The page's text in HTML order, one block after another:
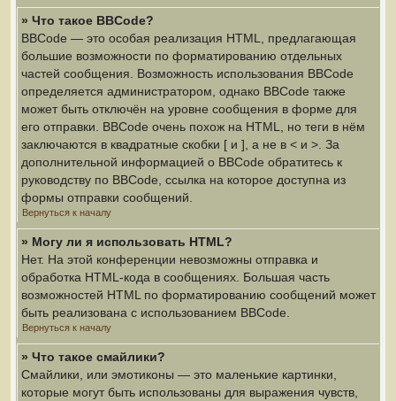
» Что такое BBCode?
BBCode — это особая реализация HTML, предлагающая
большие возможности по форматированию отдельных
частей сообщения. Возможность использования BBCode
определяется администратором, однако BBCode также
может быть отключён на уровне сообщения в форме для
его отправки. BBCode очень похож на HTML, но теги в нём
заключаются в квадратные скобки [ и ], а не в < и >. За
дополнительной информацией о BBCode обратитесь к
руководству по BBCode, ссылка на которое доступна из
формы отправки сообщений.
Вернуться к началу
» Могу ли я использовать HTML?
Нет. На этой конференции невозможны отправка и
обработка HTML-кода в сообщениях. Большая часть
возможностей HTML по форматированию сообщений может
быть реализована с использованием BBCode.
Вернуться к началу
» Что такое смайлики?
Смайлики, или эмотиконы — это маленькие картинки,
которые могут быть использованы для выражения чувств,